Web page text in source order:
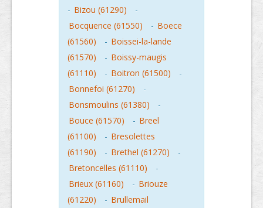
- Bizou (61290)
-
Bocquence (61550)
- Boece
(61560)
- Boissei-la-lande
(61570)
- Boissy-maugis
(61110)
- Boitron (61500)
-
Bonnefoi (61270)
-
Bonsmoulins (61380)
-
Bouce (61570)
- Breel
(61100)
- Bresolettes
(61190)
- Brethel (61270)
-
Bretoncelles (61110)
-
Brieux (61160)
- Briouze
(61220)
- Brullemail